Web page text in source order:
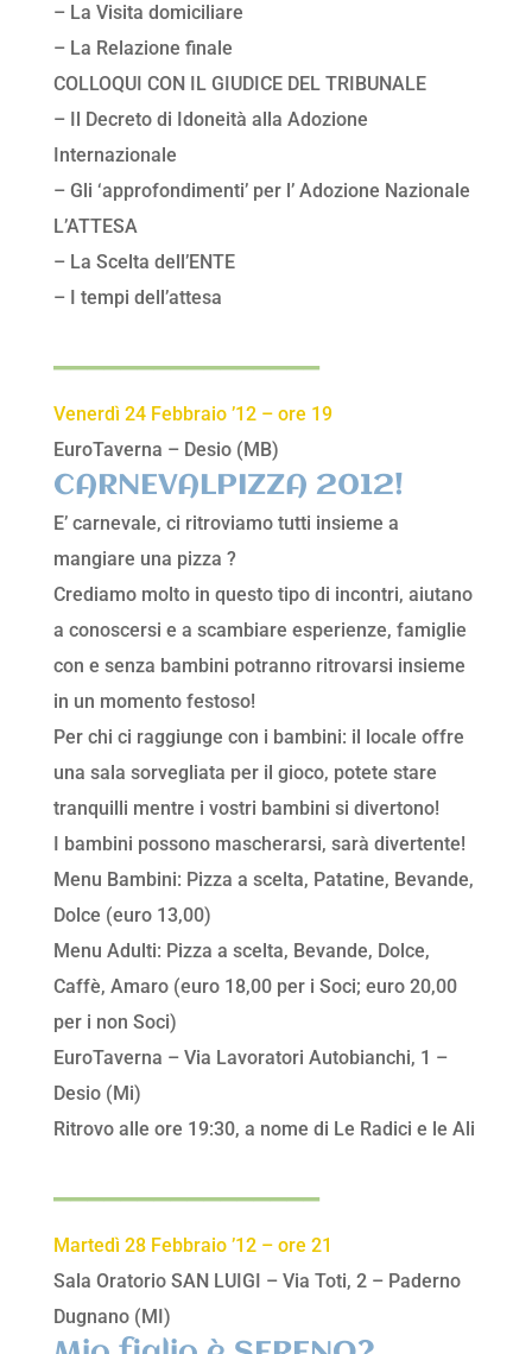
– La Visita domiciliare
– La Relazione finale
COLLOQUI CON IL GIUDICE DEL TRIBUNALE
– Il Decreto di Idoneità alla Adozione
Internazionale
– Gli ‘approfondimenti’ per l’ Adozione Nazionale
L’ATTESA
– La Scelta dell’ENTE
– I tempi dell’attesa
Venerdì 24 Febbraio ’12 – ore 19
EuroTaverna – Desio (MB)
CARNEVALPIZZA 2012!
E’ carnevale, ci ritroviamo tutti insieme a
mangiare una pizza ?
Crediamo molto in questo tipo di incontri, aiutano
a conoscersi e a scambiare esperienze, famiglie
con e senza bambini potranno ritrovarsi insieme
in un momento festoso!
Per chi ci raggiunge con i bambini: il locale offre
una sala sorvegliata per il gioco, potete stare
tranquilli mentre i vostri bambini si divertono!
I bambini possono mascherarsi, sarà divertente!
Menu Bambini: Pizza a scelta, Patatine, Bevande,
Dolce (euro 13,00)
Menu Adulti: Pizza a scelta, Bevande, Dolce,
Caffè, Amaro (euro 18,00 per i Soci; euro 20,00
per i non Soci)
EuroTaverna – Via Lavoratori Autobianchi, 1 –
Desio (Mi)
Ritrovo alle ore 19:30, a nome di Le Radici e le Ali
Martedì 28 Febbraio ’12 – ore 21
Sala Oratorio SAN LUIGI – Via Toti, 2 – Paderno
Dugnano (MI)